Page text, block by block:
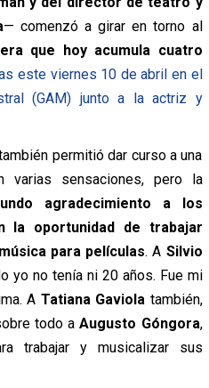
— comenzó a girar en torno al
que hoy acumula cuatro
este viernes 10 de abril en el
(GAM) junto a la actriz y
permitió dar curso a una
varias sensaciones, pero la
agradecimiento a los
la oportunidad de trabajar
para películas. A Silvio
yo no tenía ni 20 años. Fue mi
A Tatiana Gaviola también,
todo aAugusto Góngora,
trabajar y musicalizar sus